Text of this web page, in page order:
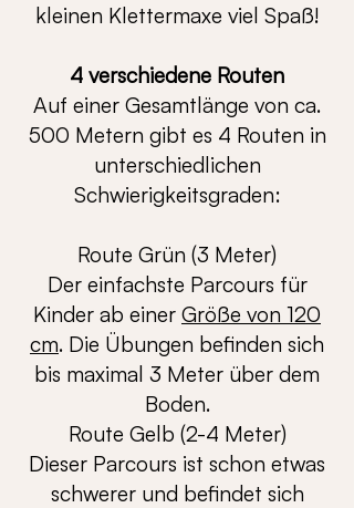
kleinen Klettermaxe viel Spaß!
4 verschiedene Routen
Auf einer Gesamtlänge von ca.
500 Metern gibt es 4 Routen in
unterschiedlichen
Schwierigkeitsgraden:
Route Grün (3 Meter)
Der einfachste Parcours für
Kinder ab einer Größe von 120
cm. Die Übungen befinden sich
bis maximal 3 Meter über dem
Boden.
Route Gelb (2-4 Meter)
Dieser Parcours ist schon etwas
schwerer und befindet sich